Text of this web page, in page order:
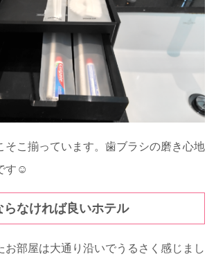
そこ揃っています。歯ブラシの磨き心地
す☺
らなければ良いホテル
お部屋は大通り沿いでうるさく感じまし